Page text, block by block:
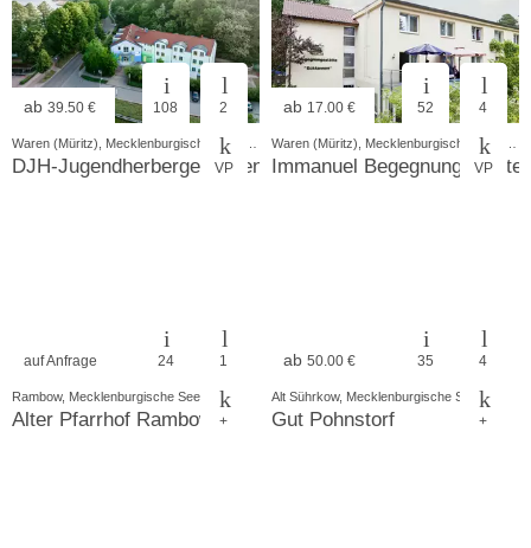
ab 39.50 € 108 2
VP
DJH-Jugendherberge Waren (Müritz)
ab 17.00 € 52 4
VP
Immanuel Begegnungsstätte
auf Anfrage 24 1
+
Rambow, Mecklenburgische Seenplatte
Alter Pfarrhof Rambow
ab 50.00 € 35 4
+
Alt Sührkow, Mecklenburgische Schweiz
Gut Pohnstorf